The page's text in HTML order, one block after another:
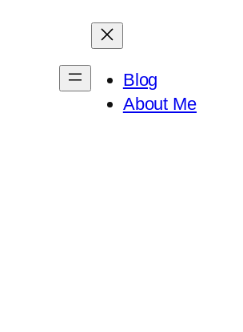
Blog
About Me